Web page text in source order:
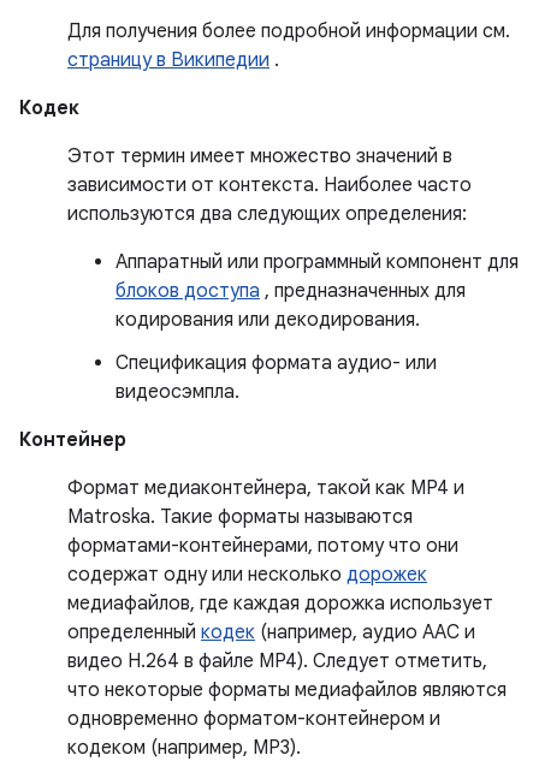
Для получения более подробной информации см.
страницу в Википедии .
Кодек
Этот термин имеет множество значений в
зависимости от контекста. Наиболее часто
используются два следующих определения:
Аппаратный или программный компонент для
блоков доступа , предназначенных для
кодирования или декодирования.
Спецификация формата аудио- или
видеосэмпла.
Контейнер
Формат медиаконтейнера, такой как MP4 и
Matroska. Такие форматы называются
форматами-контейнерами, потому что они
содержат одну или несколько дорожек
медиафайлов, где каждая дорожка использует
определенный кодек (например, аудио AAC и
видео H.264 в файле MP4). Следует отметить,
что некоторые форматы медиафайлов являются
одновременно форматом-контейнером и
кодеком (например, MP3).